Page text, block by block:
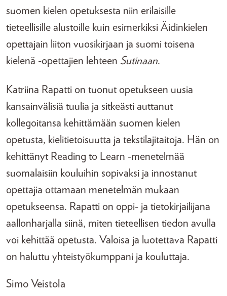
suomen kielen opetuksesta niin erilaisille
tieteellisille alustoille kuin esimerkiksi Äidinkielen
opettajain liiton vuosikirjaan ja suomi toisena
kielenä -opettajien lehteen Sutinaan.
Katriina Rapatti on tuonut opetukseen uusia
kansainvälisiä tuulia ja sitkeästi auttanut
kollegoitansa kehittämään suomen kielen
opetusta, kielitietoisuutta ja tekstilajitaitoja. Hän on
kehittänyt Reading to Learn -menetelmää
suomalaisiin kouluihin sopivaksi ja innostanut
opettajia ottamaan menetelmän mukaan
opetukseensa. Rapatti on oppi- ja tietokirjailijana
aallonharjalla siinä, miten tieteellisen tiedon avulla
voi kehittää opetusta. Valoisa ja luotettava Rapatti
on haluttu yhteistyökumppani ja kouluttaja.
Simo Veistola